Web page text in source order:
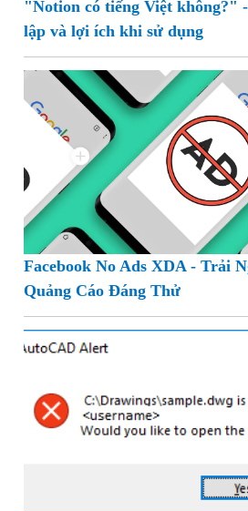
"Notion có tiếng Việt không?"
lập và lợi ích khi sử dụng
Facebook No Ads XDA - Trải
Quảng Cáo Đáng Thử